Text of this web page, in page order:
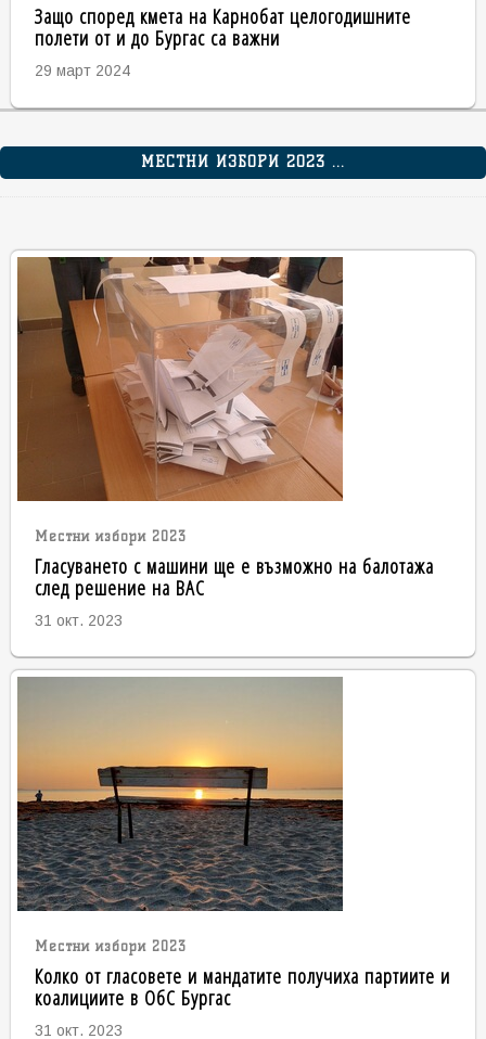
Защо според кмета на Карнобат целогодишните
полети от и до Бургас са важни
29 март 2024
МЕСТНИ ИЗБОРИ 2023 ...
Местни избори 2023
Гласуването с машини ще е възможно на балотажа
след решение на ВАС
31 окт. 2023
Местни избори 2023
Колко от гласовете и мандатите получиха партиите и
коалициите в ОбС Бургас
31 окт. 2023